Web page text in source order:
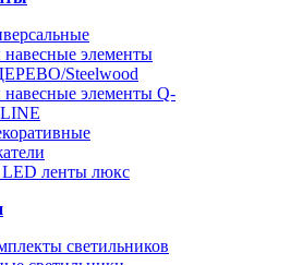
элементы
Steelwood
элементы Q-
светильников